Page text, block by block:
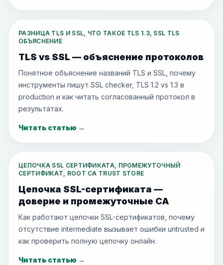
РАЗНИЦА TLS И SSL, ЧТО ТАКОЕ TLS 1.3, SSL TLS
ОБЪЯСНЕНИЕ
TLS vs SSL — объяснение протоколов
Понятное объяснение названий TLS и SSL, почему
инструменты пишут SSL checker, TLS 1.2 vs 1.3 в
production и как читать согласованный протокол в
результатах.
Читать статью →
ЦЕПОЧКА SSL СЕРТИФИКАТА, ПРОМЕЖУТОЧНЫЙ
СЕРТИФИКАТ, ROOT CA TRUST STORE
Цепочка SSL-сертификата —
доверие и промежуточные CA
Как работают цепочки SSL-сертификатов, почему
отсутствие intermediate вызывает ошибки untrusted и
как проверить полную цепочку онлайн.
Читать статью →